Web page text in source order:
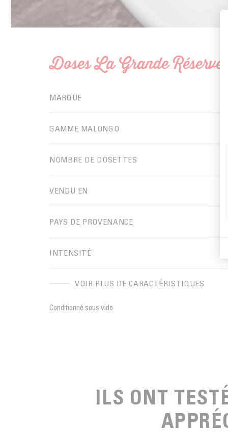
Doses La Grande
MARQUE
GAMME MALONGO
NOMBRE DE DOSETTES
VENDU EN
PAYS DE PROVENANCE
INTENSITÉ
VOIR PLUS DE CARACTÉRISTIQUES
Conditionné sous vide
ILS ONT